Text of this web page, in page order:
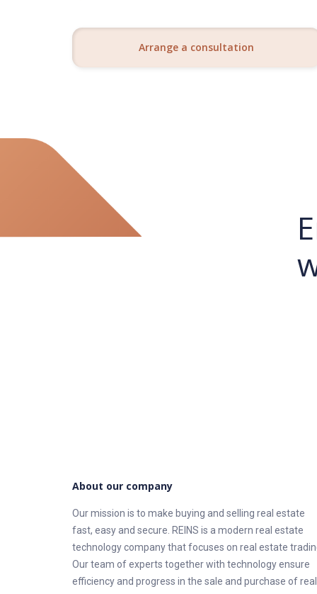
Arrange a consultation
About our company
Our mission is to make buying and selling real estate
fast, easy and secure. REINS is a modern real estate
technology company that focuses on real estate
Our team of experts together with technology ensure
efficiency and progress in the sale and purchase of real